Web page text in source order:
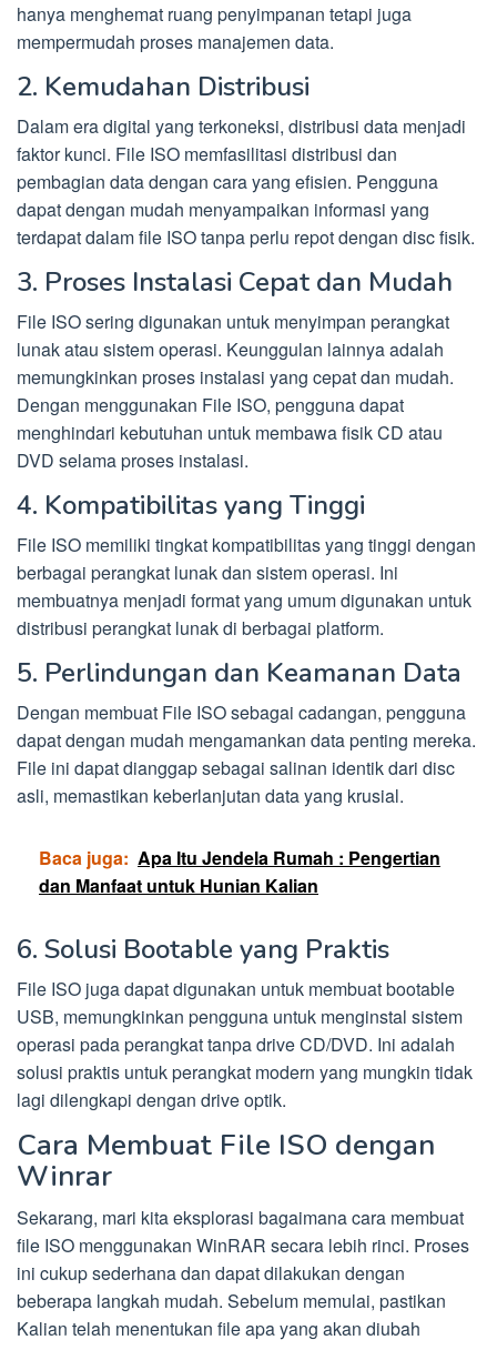
hanya menghemat ruang penyimpanan tetapi juga
mempermudah proses manajemen data.
2. Kemudahan Distribusi
Dalam era digital yang terkoneksi, distribusi data menjadi
faktor kunci. File ISO memfasilitasi distribusi dan
pembagian data dengan cara yang efisien. Pengguna
dapat dengan mudah menyampaikan informasi yang
terdapat dalam file ISO tanpa perlu repot dengan disc fisik.
3. Proses Instalasi Cepat dan Mudah
File ISO sering digunakan untuk menyimpan perangkat
lunak atau sistem operasi. Keunggulan lainnya adalah
memungkinkan proses instalasi yang cepat dan mudah.
Dengan menggunakan File ISO, pengguna dapat
menghindari kebutuhan untuk membawa fisik CD atau
DVD selama proses instalasi.
4. Kompatibilitas yang Tinggi
File ISO memiliki tingkat kompatibilitas yang tinggi dengan
berbagai perangkat lunak dan sistem operasi. Ini
membuatnya menjadi format yang umum digunakan untuk
distribusi perangkat lunak di berbagai platform.
5. Perlindungan dan Keamanan Data
Dengan membuat File ISO sebagai cadangan, pengguna
dapat dengan mudah mengamankan data penting mereka.
File ini dapat dianggap sebagai salinan identik dari disc
asli, memastikan keberlanjutan data yang krusial.
Baca juga: Apa Itu Jendela Rumah : Pengertian
dan Manfaat untuk Hunian Kalian
6. Solusi Bootable yang Praktis
File ISO juga dapat digunakan untuk membuat bootable
USB, memungkinkan pengguna untuk menginstal sistem
operasi pada perangkat tanpa drive CD/DVD. Ini adalah
solusi praktis untuk perangkat modern yang mungkin tidak
lagi dilengkapi dengan drive optik.
Cara Membuat File ISO dengan
Winrar
Sekarang, mari kita eksplorasi bagaimana cara membuat
file ISO menggunakan WinRAR secara lebih rinci. Proses
ini cukup sederhana dan dapat dilakukan dengan
beberapa langkah mudah. Sebelum memulai, pastikan
Kalian telah menentukan file apa yang akan diubah